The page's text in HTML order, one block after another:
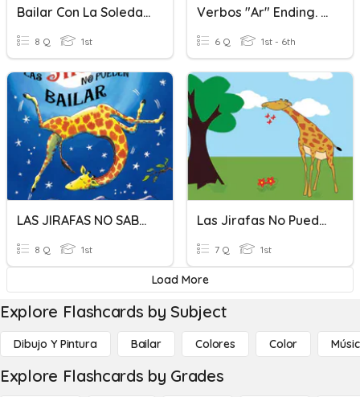
Bailar Con La Soledad
8 Q 1st
Verbos "ar" Ending. Cantar, Bailar, Estudiar, Caminar, Pintar,
6 Q 1st - 6th
LAS JIRAFAS NO SABEN BAILAR
8 Q 1st
Las Jirafas No Pueden Bailar
7 Q 1st
Load More
Explore Flashcards by Subject
Dibujo Y Pintura Bailar Colores Color
Explore Flashcards by Grades